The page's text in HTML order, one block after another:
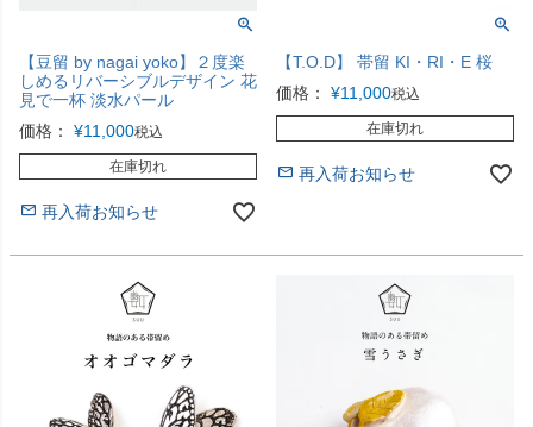
【豆留 by nagai yoko】２度楽
しめるリバーシブルデザイン 花
見で一杯 淡水パール
価格：
¥11,000税込
在庫切れ
再入荷お知らせ
【T.O.D】 帯留 KI・RI・E 桜
価格：
¥11,000税込
在庫切れ
再入荷お知らせ